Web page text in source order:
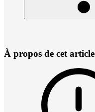
À propos de cet article